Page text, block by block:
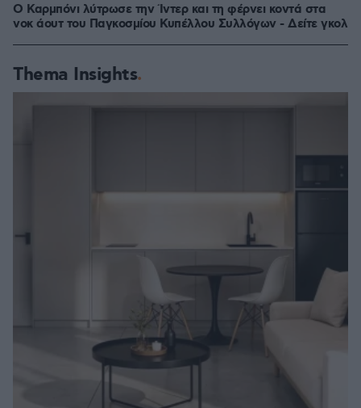
Ο Καρμπόνι λύτρωσε την Ίντερ και τη φέρνει κοντά στα
νοκ άουτ του Παγκοσμίου Κυπέλλου Συλλόγων - Δείτε γκολ
Thema Insights